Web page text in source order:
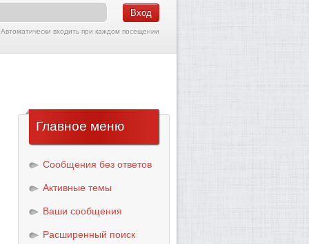
Автоматически входить при каждом посещении
Главное меню
Сообщения без ответов
Активные темы
Ваши сообщения
Расширенный поиск